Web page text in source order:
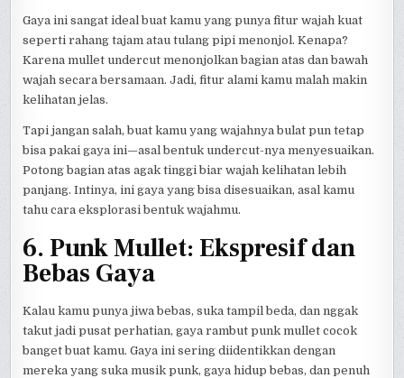
Gaya ini sangat ideal buat kamu yang punya fitur wajah kuat
seperti rahang tajam atau tulang pipi menonjol. Kenapa?
Karena mullet undercut menonjolkan bagian atas dan bawah
wajah secara bersamaan. Jadi, fitur alami kamu malah makin
kelihatan jelas.
Tapi jangan salah, buat kamu yang wajahnya bulat pun tetap
bisa pakai gaya ini—asal bentuk undercut-nya menyesuaikan.
Potong bagian atas agak tinggi biar wajah kelihatan lebih
panjang. Intinya, ini gaya yang bisa disesuaikan, asal kamu
tahu cara eksplorasi bentuk wajahmu.
6. Punk Mullet: Ekspresif dan
Bebas Gaya
Kalau kamu punya jiwa bebas, suka tampil beda, dan nggak
takut jadi pusat perhatian, gaya rambut punk mullet cocok
banget buat kamu. Gaya ini sering diidentikkan dengan
mereka yang suka musik punk, gaya hidup bebas, dan penuh